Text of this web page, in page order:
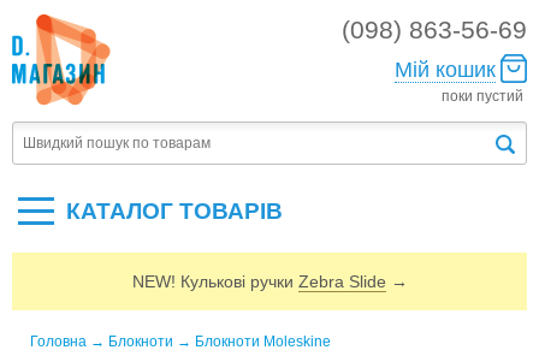
(098) 863-56-69
Мій кошик
поки пустий
КАТАЛОГ ТОВАРIВ
NEW! Кулькові ручки Zebra Slide →
Головна → Блокноти → Блокноти Moleskine